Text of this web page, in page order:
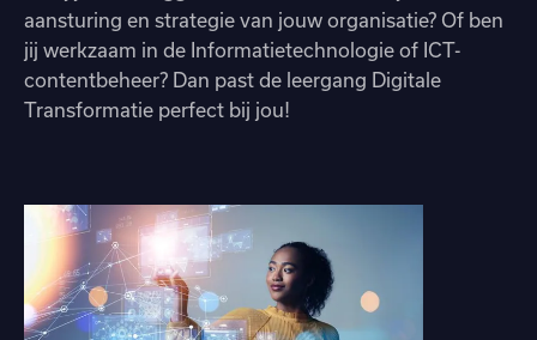
aansturing en strategie van jouw organisatie? Of ben
jij werkzaam in de Informatietechnologie of ICT-
contentbeheer? Dan past de leergang Digitale
Transformatie perfect bij jou!